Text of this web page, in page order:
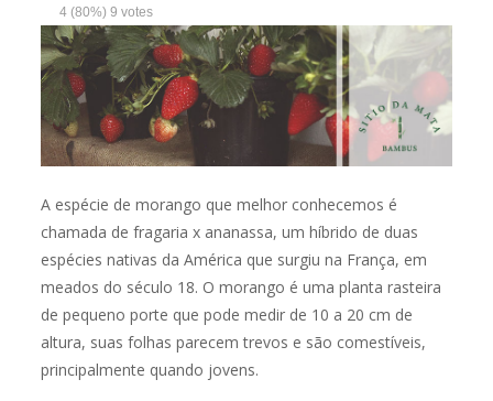
4 (80%)9 votes
A espécie de morango que melhor conhecemos é
chamada de fragaria x ananassa, um híbrido de duas
espécies nativas da América que surgiu na França, em
meados do século 18. O morango é uma planta rasteira
de pequeno porte que pode medir de 10 a 20 cm de
altura, suas folhas parecem trevos e são comestíveis,
principalmente quando jovens.